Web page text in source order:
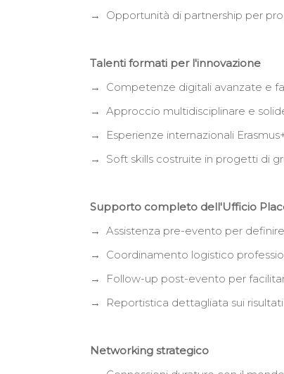
→ Opportunità di partnership per
Talenti formati per l'innovazione
→ Competenze digitali avanzate e
→ Approccio multidisciplinare e
→ Esperienze internazionali
→ Soft skills costruite in progetti di
Supporto completo dell'Ufficio
→ Assistenza pre-evento per
→ Coordinamento logistico
→ Follow-up post-evento per
→ Reportistica dettagliata sui
Networking strategico